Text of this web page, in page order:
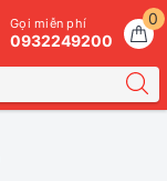
0
Gọi miễn phí
0932249200